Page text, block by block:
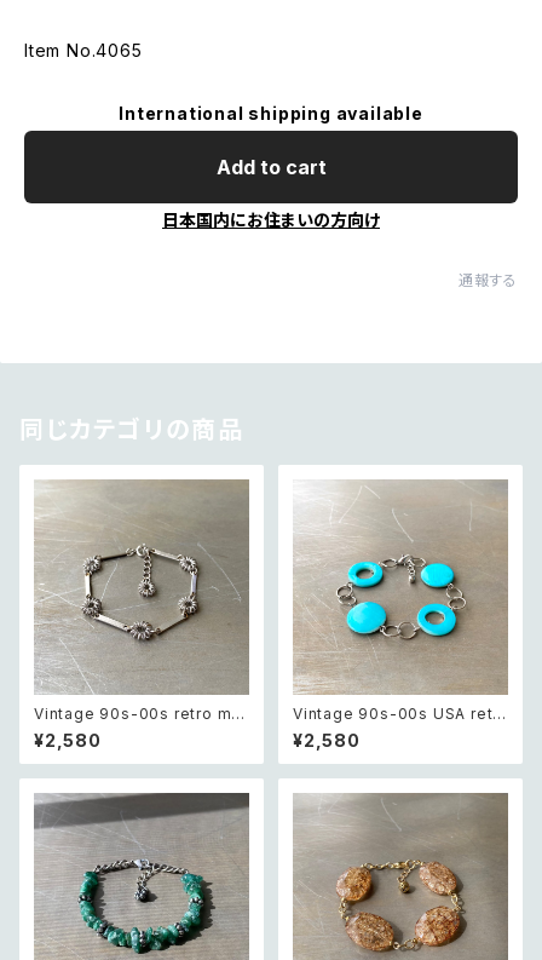
Item No.4065
International shipping available
Add to cart
日本国内にお住まいの方向け
通報する
同じカテゴリの商品
Vintage 90s-00s retro met
al wire flower chain bracel
et レトロ ヴィンテージ アクセサ
リー シルバー メタル ワイヤー
¥2,580
Vintage 90s-00s USA retr
o blue shell beads bracele
t レトロ アメリカ ヴィンテージ
アクセサリー ブルー シェル ビー
¥2,580